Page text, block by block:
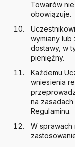
Towarów
obowiązuje.
wymiany lub
dostawy, w
pieniężny.
Każdemu
wniesienia
na
Regulaminu.
W sprawach